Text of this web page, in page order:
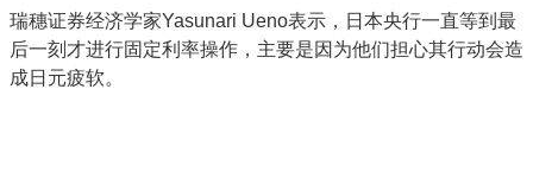
瑞穗证券经济学家Yasunari Ueno表示，日本央行一直等到最
后一刻才进行固定利率操作，主要是因为他们担心其行动会造
成日元疲软。